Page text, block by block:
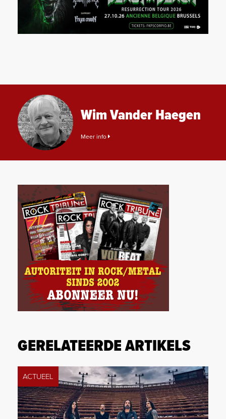
Wim Vander Haegen
Meer info
GERELATEERDE ARTIKELS
ACTUEEL